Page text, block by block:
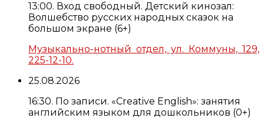
13:00. Вход свободный. Детский кинозал:
Волшебство русских народных сказок на
большом экране (6+)
Музыкально-нотный отдел, ул. Коммуны, 129,
225-12-10.
25.08.2026
16:30. По записи. «Creative English»: занятия
английским языком для дошкольников (0+)